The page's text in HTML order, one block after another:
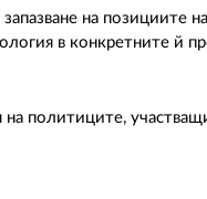
на позициите
в конкретните й
на политиците,